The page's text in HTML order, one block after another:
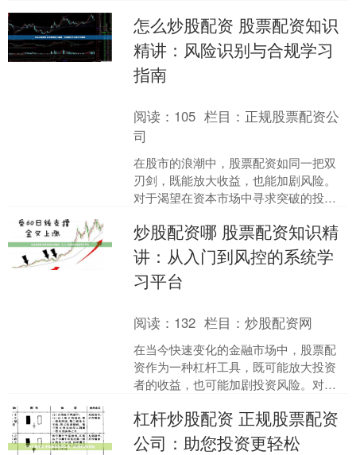
已从早期的野蛮生长逐步走....
怎么炒股配资 股票配资知识
精讲：风险识别与合规学习
指南
阅读： 105 栏目： 正规股票配资公
司
在股市的浪潮中，股票配资如同一把双
刃剑，既能放大收益，也能加剧风险。
对于渴望在资本市场中寻求突破的投资
险并坚守合规底线，是通往....
炒股配资哪 股票配资知识精
讲：从入门到风控的系统学
习平台
阅读： 132 栏目：炒股配资网
在当今快速变化的金融市场中，股票配
资作为一种杠杆工具，既可能放大投资
者的收益，也可能加剧投资风险。对于
一个从基础知识到风险控制....
杠杆炒股配资 正规股票配资
公司：助您投资更轻松